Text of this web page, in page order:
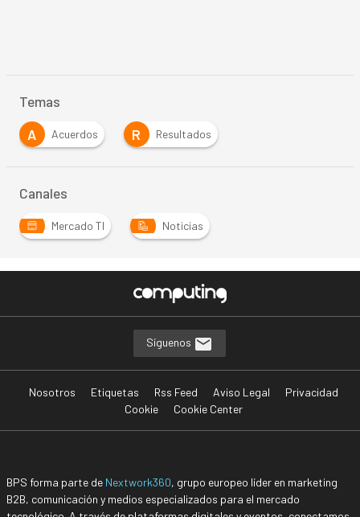
Temas
A
Acuerdos R Resultados
Canales
Mercado TI Noticias
Síguenos
Nosotros Etiquetas Rss Feed Aviso Legal
Privacidad
Cookie
Cookie Center
BPS forma parte de Nextwork360, grupo europeo líder en marketing
B2B, comunicación y medios especializados para el mercado